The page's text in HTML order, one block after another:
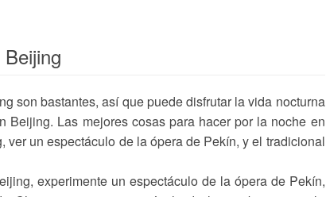
son bastantes, así que puede disfrutar la vida nocturna
Las mejores cosas para hacer por la noche en
un espectáculo de la ópera de Pekín, y el tradicional
experimente un espectáculo de la ópera de Pekín,